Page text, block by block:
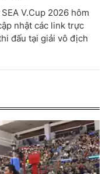
V.Cup 2026 hôm
nhật các link trực
đấu tại giải vô địch